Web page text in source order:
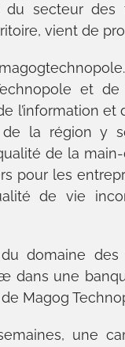
secteur des
vient de
et de
l’information
de la région y
de la
pour les
de vie
du domaine
dans une
Magog
une